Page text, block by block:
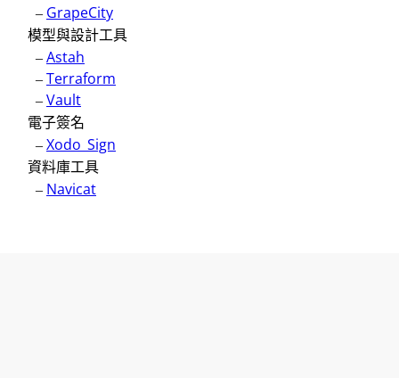
– GrapeCity
模型與設計工具
–Astah
–Terraform
–Vault
電子簽名
–Xodo_Sign
資料庫工具
– Navicat